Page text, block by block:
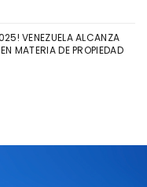
VENEZUELA ALCANZA
MATERIA DE PROPIEDAD